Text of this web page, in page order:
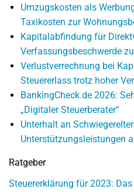
Umzugskosten als
Taxikosten zur
Kapitalabfindung für
Verfassungsbeschwerde
Verlustverrechnung bei
Steuererlass trotz hoher
BankingCheck.de 2026:
„Digitaler Steuerberater“
Unterhalt an
Unterstützungsleistungen
Ratgeber
Steuererklärung für 2023: